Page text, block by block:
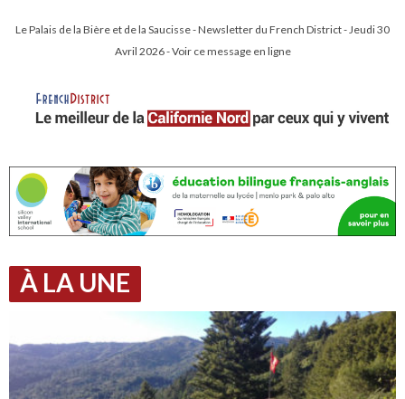
Le Palais de la Bière et de la Saucisse - Newsletter du French District - Jeudi 30
Avril 2026 - Voir ce message en ligne
À LA UNE